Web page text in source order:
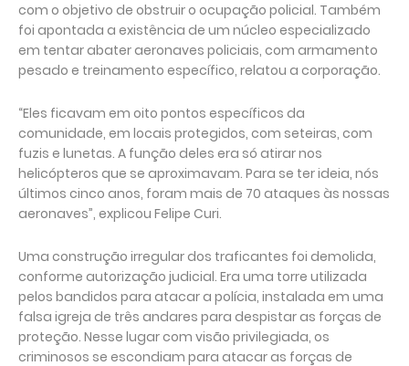
com o objetivo de obstruir o ocupação policial. Também
foi apontada a existência de um núcleo especializado
em tentar abater aeronaves policiais, com armamento
pesado e treinamento específico, relatou a corporação.
“Eles ficavam em oito pontos específicos da
comunidade, em locais protegidos, com seteiras, com
fuzis e lunetas. A função deles era só atirar nos
helicópteros que se aproximavam. Para se ter ideia, nós
últimos cinco anos, foram mais de 70 ataques às nossas
aeronaves”, explicou Felipe Curi.
Uma construção irregular dos traficantes foi demolida,
conforme autorização judicial. Era uma torre utilizada
pelos bandidos para atacar a polícia, instalada em uma
falsa igreja de três andares para despistar as forças de
proteção. Nesse lugar com visão privilegiada, os
criminosos se escondiam para atacar as forças de